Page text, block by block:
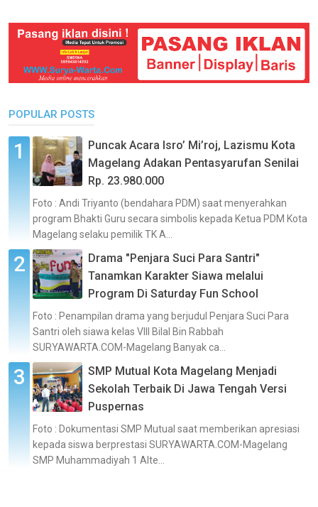
POPULAR POSTS
Puncak Acara Isro’ Mi’roj, Lazismu Kota
Magelang Adakan Pentasyarufan Senilai
Rp. 23.980.000
Foto : Andi Triyanto (bendahara PDM) saat menyerahkan
program Bhakti Guru secara simbolis kepada Ketua PDM Kota
Magelang selaku pemilik TK A...
Drama "Penjara Suci Para Santri"
Tanamkan Karakter Siawa melalui
Program Di Saturday Fun School
Foto : Penampilan drama yang berjudul Penjara Suci Para
Santri oleh siawa kelas VIII Bilal Bin Rabbah
SURYAWARTA.COM-Magelang Banyak ca...
SMP Mutual Kota Magelang Menjadi
Sekolah Terbaik Di Jawa Tengah Versi
Puspernas
Foto : Dokumentasi SMP Mutual saat memberikan apresiasi
kepada siswa berprestasi SURYAWARTA.COM-Magelang
SMP Muhammadiyah 1 Alte...